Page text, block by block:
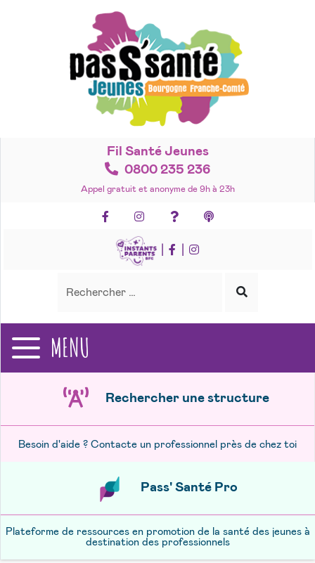
Fil Santé Jeunes
0800 235 236
Appel gratuit et anonyme de 9h à 23h
FacebookInstagramFoire aux questions
Lancer
recherche
MENU
Rechercher une structure
Besoin d'aide ? Contacte un professionnel près de chez toi
Pass' Santé Pro
Plateforme de ressources en promotion de la santé des jeunes à
destination des professionnels